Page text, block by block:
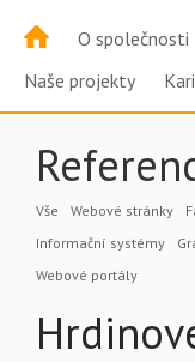
O společnosti
Naše projekty
Vše Webové stránky
Informační systémy
Webové portály